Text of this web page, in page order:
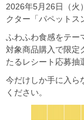
2026年5月26日（火
クター「パペットス
ふわふわ食感をテー
対象商品購入で限定
たるレシート応募抽
今だけしか手に入ら
ください。